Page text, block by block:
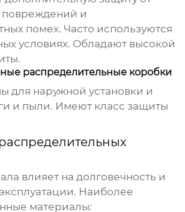
повреждений и
помех. Часто используются
условиях. Обладают высокой
распределительные коробки
для наружной установки и
и пыли. Имеют класс защиты
распределительных
влияет на долговечность и
Наиболее
материалы: